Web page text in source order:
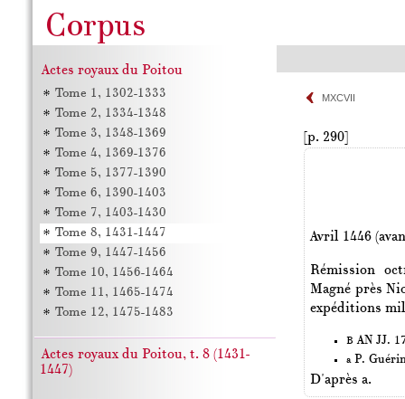
MXCVII
[p. 290]
Avril 1446
Rémission
Magné près
expéditions
B AN JJ.
aP.
D'après a.
Actes royaux du Poitou
Tome 1, 1302-1333
Tome 2, 1334-1348
Tome 3, 1348-1369
Tome 4, 1369-1376
Tome 5, 1377-1390
Tome 6, 1390-1403
Tome 7, 1403-1430
Tome 8, 1431-1447
Tome 9, 1447-1456
Tome 10, 1456-1464
Tome 11, 1465-1474
Tome 12, 1475-1483
Actes royaux du Poitou, t. 8 (1431-
1447)